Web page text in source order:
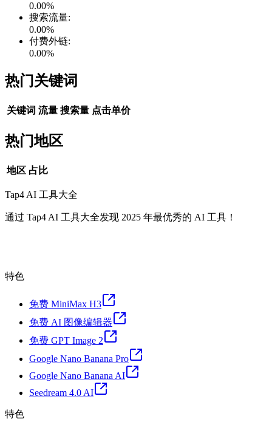
0.00%
搜索流量:
0.00%
付费外链:
0.00%
热门关键词
关键词 流量 搜索量 点击单价
热门地区
地区 占比
Tap4 AI 工具大全
通过 Tap4 AI 工具大全发现 2025 年最优秀的 AI 工具！
特色
免费 MiniMax H3
免费 AI 图像编辑器
免费 GPT Image 2
Google Nano Banana Pro
Google Nano Banana AI
Seedream 4.0 AI
特色